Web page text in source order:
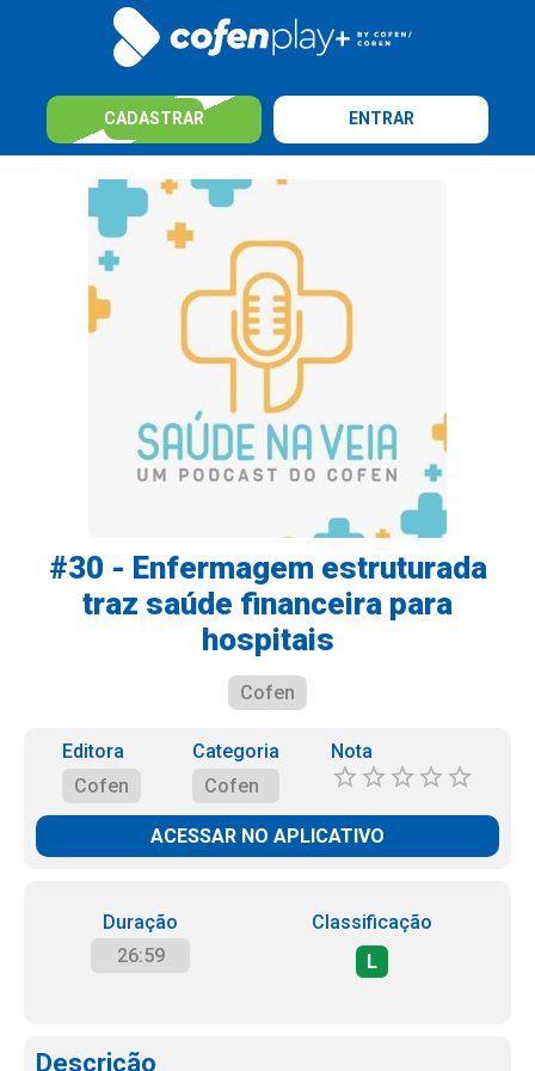
CADASTRAR ENTRAR
#30 - Enfermagem estruturada
traz saúde financeira para
hospitais
Cofen
Editora
Cofen
Categoria
Cofen
Nota
ACESSAR NO APLICATIVO
Duração
26:59
Classificação
L
Descrição